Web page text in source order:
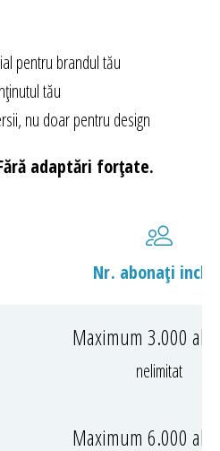
pentru brandul tău
tău
nu doar pentru design
adaptări forțate.
Nr. abonați
Maximum 3.000
nelimitat
Maximum 6.000